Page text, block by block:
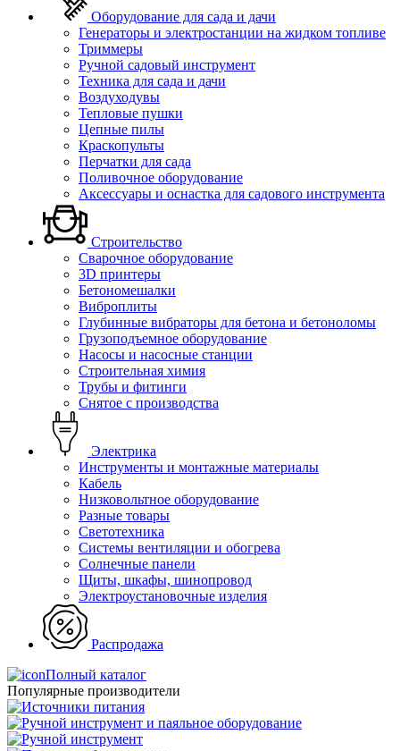
Оборудование для сада и дачи
Генераторы и электростанции на жидком топливе
Триммеры
Ручной садовый инструмент
Техника для сада и дачи
Воздуходувы
Тепловые пушки
Цепные пилы
Краскопульты
Перчатки для сада
Поливочное оборудование
Аксессуары и оснастка для садового инструмента
Строительство
Сварочное оборудование
3D принтеры
Бетономешалки
Виброплиты
Глубинные вибраторы для бетона и бетоноломы
Грузоподъемное оборудование
Насосы и насосные станции
Строительная химия
Трубы и фитинги
Снятое с производства
Электрика
Инструменты и монтажные материалы
Кабель
Низковольтное оборудование
Разные товары
Светотехника
Системы вентиляции и обогрева
Солнечные панели
Щиты, шкафы, шинопровод
Электроустановочные изделия
Распродажа
Полный каталог
Популярные производители